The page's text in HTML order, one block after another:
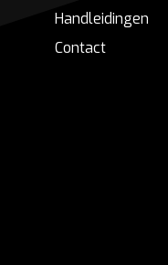
Handleidingen
Contact